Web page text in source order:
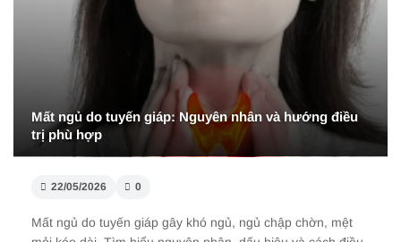
Mất ngủ do tuyến giáp: Nguyên nhân và hướng điều
trị phù hợp
22/05/2026 0
Mất ngủ do tuyến giáp gây khó ngủ, ngủ chập chờn, mệt